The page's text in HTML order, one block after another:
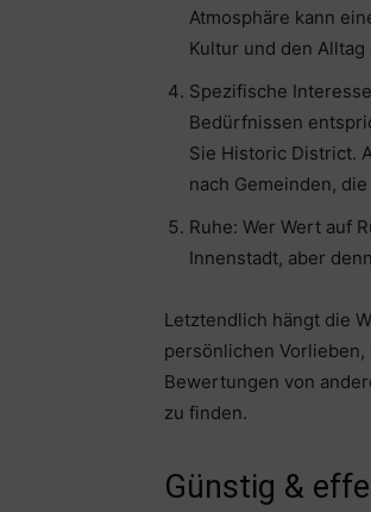
Atmosphäre kann
Kultur und den
Spezifische
Bedürfnissen
Sie Historic District.
nach Gemeinden,
Ruhe: Wer Wert auf
Innenstadt, aber
Letztendlich hängt die
persönlichen
Bewertungen von
zu finden.
Günstig &